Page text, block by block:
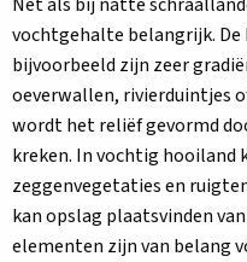
vochtgehalte belangrijk. De
bijvoorbeeld zijn zeer
oeverwallen, rivierduintjes
wordt het reliëf gevormd
kreken. In vochtig hooiland
zeggenvegetaties en
kan opslag plaatsvinden
elementen zijn van belang